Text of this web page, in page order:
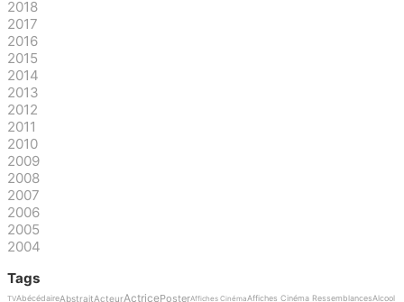
2018
2017
2016
2015
2014
2013
2012
2011
2010
2009
2008
2007
2006
2005
2004
Tags
TVAbécédaireAbstraitActeurActricePosterAffiches CinémaAffiches Cinéma RessemblancesAlcool